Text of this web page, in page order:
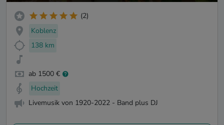
(2)
Koblenz
138 km
ab 1500 €
Hochzeit
Livemusik von 1920-2022 - Band plus DJ